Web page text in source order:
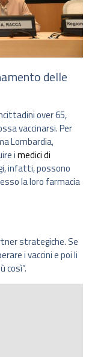
delle
over 65,
vaccinarsi. Per
Lombardia,
imedici di
infatti, possono
la loro farmacia
strategiche. Se
i vaccini e poi li
così”.